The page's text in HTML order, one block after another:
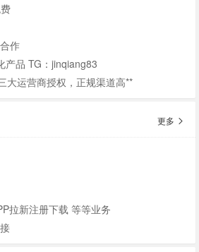
作
产品 TG：jinqiang83
大运营商授权，正规渠道高**
更多
拉新注册下载 等等业务